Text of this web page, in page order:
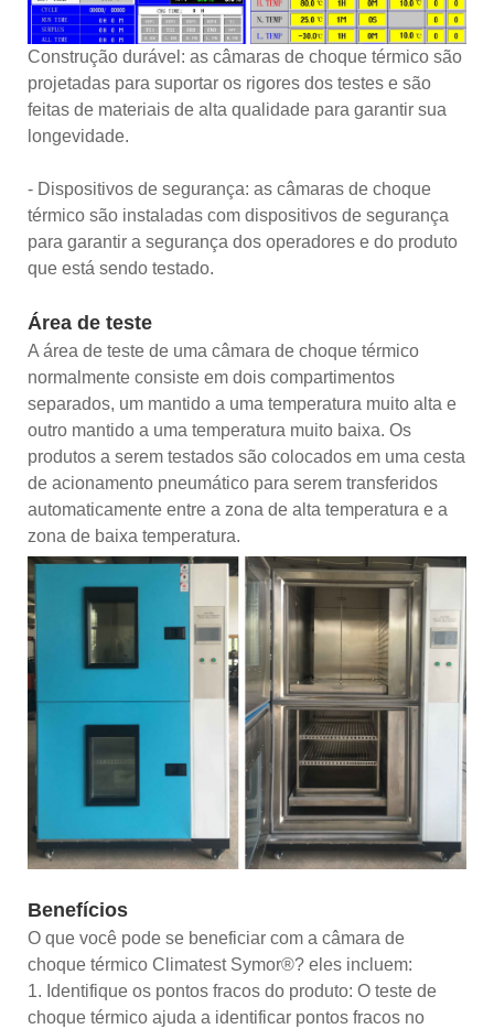
Construção durável: as câmaras de choque térmico são
projetadas para suportar os rigores dos testes e são
feitas de materiais de alta qualidade para garantir sua
longevidade.
- Dispositivos de segurança: as câmaras de choque
térmico são instaladas com dispositivos de segurança
para garantir a segurança dos operadores e do produto
que está sendo testado.
Área de teste
A área de teste de uma câmara de choque térmico
normalmente consiste em dois compartimentos
separados, um mantido a uma temperatura muito alta e
outro mantido a uma temperatura muito baixa. Os
produtos a serem testados são colocados em uma cesta
de acionamento pneumático para serem transferidos
automaticamente entre a zona de alta temperatura e a
zona de baixa temperatura.
Benefícios
O que você pode se beneficiar com a câmara de
choque térmico Climatest Symor®? eles incluem:
1. Identifique os pontos fracos do produto: O teste de
choque térmico ajuda a identificar pontos fracos no